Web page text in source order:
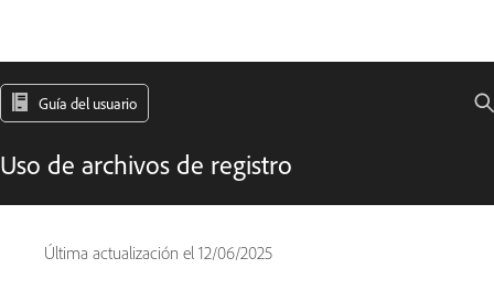
Guía del usuario
Uso de archivos de registro
Última actualización el 12/06/2025